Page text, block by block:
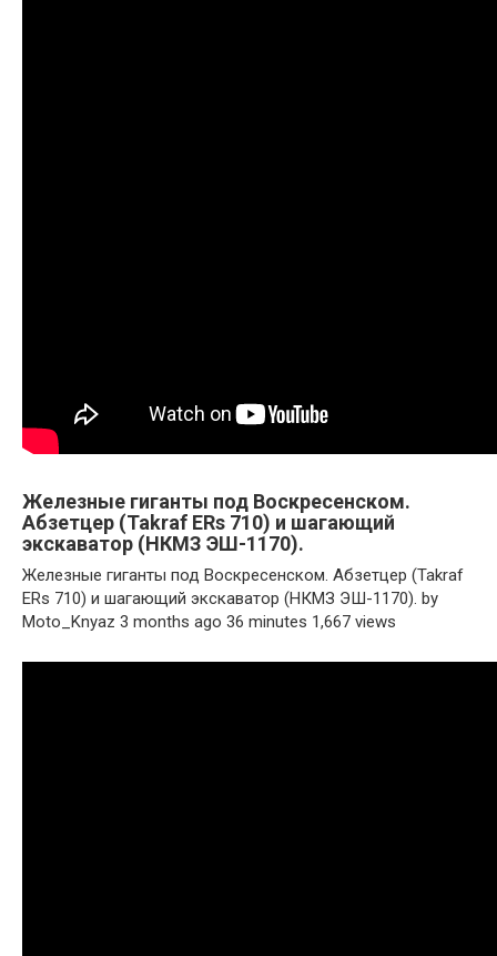
Железные гиганты под Воскресенском.
Абзетцер (Takraf ERs 710) и шагающий
экскаватор (НКМЗ ЭШ-1170).
Железные гиганты под Воскресенском. Абзетцер (Takraf
ERs 710) и шагающий экскаватор (НКМЗ ЭШ-1170). by
Moto_Knyaz 3 months ago 36 minutes 1,667 views